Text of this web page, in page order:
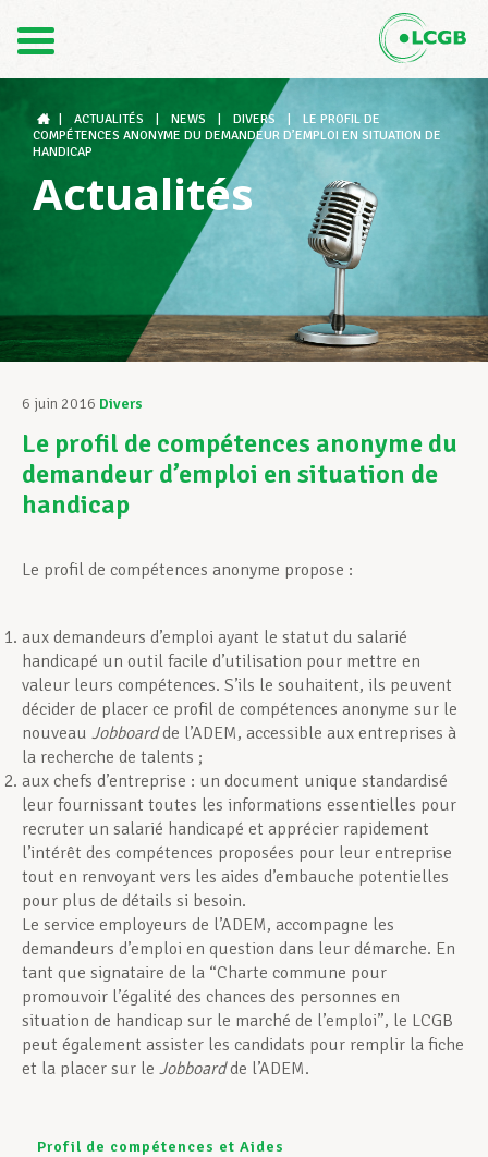
DE
Le LCGB
Structures syndicales
Assistance au Travail
Vos droits
Développement professionnel
Devenir Membre
Actualités
ACTUALITÉS NEWS DIVERS
LE PROFIL DE
COMPÉTENCES ANONYME DU DEMANDEUR D’EMPLOI EN SITUATION DE
HANDICAP
Actualités
6 juin 2016 Divers
Le profil de compétences anonyme du
demandeur d’emploi en situation de
handicap
Le profil de compétences anonyme propose :
aux demandeurs d’emploi ayant le statut du salarié
handicapé un outil facile d’utilisation pour mettre en
valeur leurs compétences. S’ils le souhaitent, ils peuvent
décider de placer ce profil de compétences anonyme sur le
nouveau Jobboardde l’ADEM, accessible aux entreprises à
la recherche de talents ;
aux chefs d’entreprise : un document unique standardisé
leur fournissant toutes les informations essentielles pour
recruter un salarié handicapé et apprécier rapidement
l’intérêt des compétences proposées pour leur entreprise
tout en renvoyant vers les aides d’embauche potentielles
pour plus de détails si besoin.
Le service employeurs de l’ADEM, accompagne les
demandeurs d’emploi en question dans leur démarche. En
tant que signataire de la “Charte commune pour
promouvoir l’égalité des chances des personnes en
situation de handicap sur le marché de l’emploi”, le LCGB
peut également assister les candidats pour remplir la fiche
et la placer sur le Jobboardde l’ADEM.
Profil de compétences et Aides